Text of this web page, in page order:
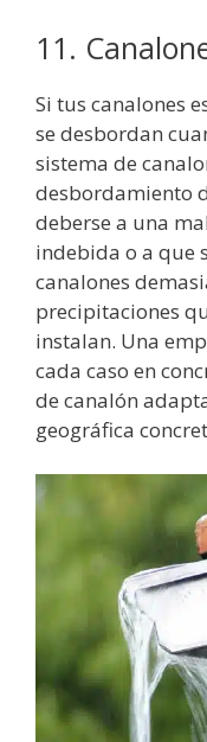
11.
Si tus canalones
se desbordan
sistema de
desbordamiento
deberse a una
indebida o a que
canalones
precipitaciones
instalan. Una
cada caso en
de canalón
geográfica